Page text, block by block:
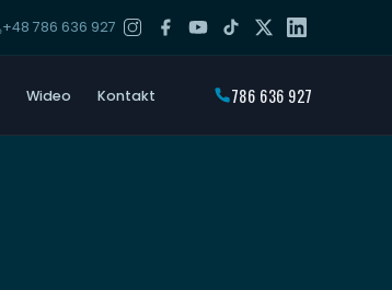
+48 786 636 927
Wideo Kontakt 786 636 927